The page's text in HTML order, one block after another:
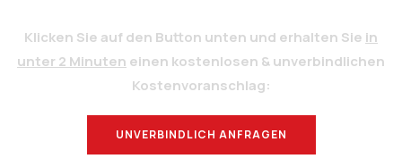
Klicken Sie auf den Button unten und erhalten Sie in
unter 2 Minuten einen kostenlosen & unverbindlichen
Kostenvoranschlag:
UNVERBINDLICH ANFRAGEN